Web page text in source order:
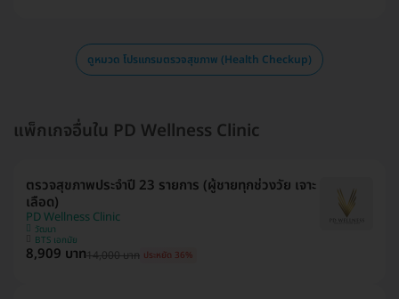
ดูหมวด โปรแกรมตรวจสุขภาพ (Health Checkup)
แพ็กเกจอื่นใน PD Wellness Clinic
ตรวจสุขภาพประจำปี 23 รายการ (ผู้ชายทุกช่วงวัย เจาะ
เลือด)
PD Wellness Clinic
วัฒนา
BTS เอกมัย
8,909 บาท14,000 บาท ประหยัด 36%